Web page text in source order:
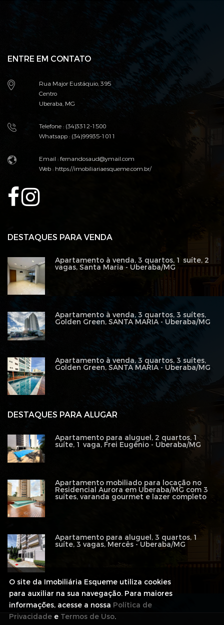
ENTRE EM CONTATO
Rua Major Eustáquio, 395
Centro
Uberaba, MG
Telefone : (34)3312-1500
Whatsapp : (34)99935-1011
Email : fernandosaud@ymail.com
Web :https://imobiliariaesqueme.com.br/
DESTAQUES PARA ALUGAR
Apartamento para aluguel, 2 quartos, 1
suíte, 1 vaga, Frei Eugênio - Uberaba/MG
Apartamento mobiliado para locação no
Residencial Aurora em Uberaba/MG com 3
suítes, varanda gourmet e lazer completo
Apartamento para aluguel, 3 quartos, 1
suíte, 3 vagas, Mercês - Uberaba/MG
DESTAQUES PARA VENDA
Apartamento à venda, 3 quartos, 1 suíte, 2
vagas, Santa Maria - Uberaba/MG
Apartamento à venda, 3 quartos, 3 suítes,
Golden Green, SANTA MARIA - Uberaba/MG
Apartamento à venda, 3 quartos, 3 suítes,
Golden Green, SANTA MARIA - Uberaba/MG
O site da Imobiliária Esqueme utiliza cookies
para auxiliar na sua navegação. Para maiores
informações, acesse a nossa Política de
Privacidade e Termos de Uso.